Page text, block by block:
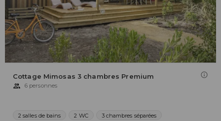
Cottage Mimosas 3 chambres Premium
6 personnes
2 salles de bains 2 WC 3 chambres séparées